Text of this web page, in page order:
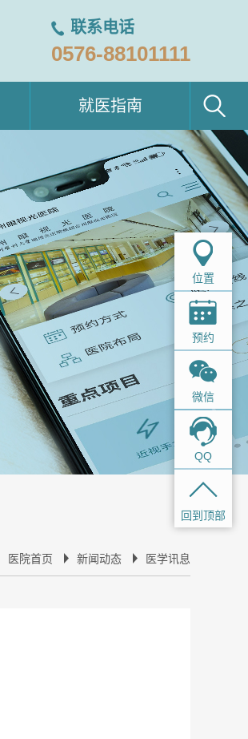
联系电话
0576-88101111
就医指南
医院首页 新闻动态 医学讯息
位置
预约
微信
QQ
回到顶部